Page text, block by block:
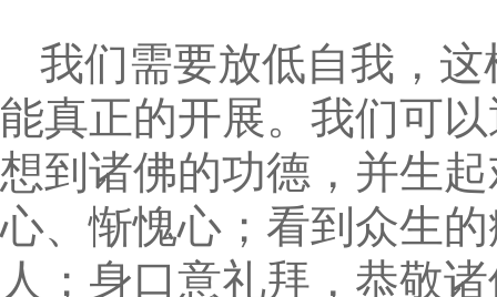
我们需要放低自我，
能真正的开展。我们可
想到诸佛的功德，并生
心、惭愧心；看到众生
人；身口意礼拜，恭敬